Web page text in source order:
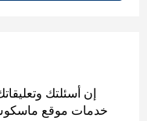
إن أسئلتك
خدمات موقع ماسكوس.